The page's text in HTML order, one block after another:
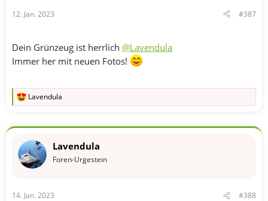
12. Jan. 2023 #387
Dein Grünzeug ist herrlich @Lavendula
Immer her mit neuen Fotos!
R
k
o
:
Lavendula
Lavendula
Foren-Urgestein
14. Jan. 2023 #388